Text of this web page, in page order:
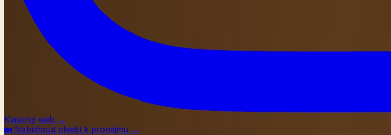
Klasický web →
🏡 Nabídnout objekt k pronájmu →